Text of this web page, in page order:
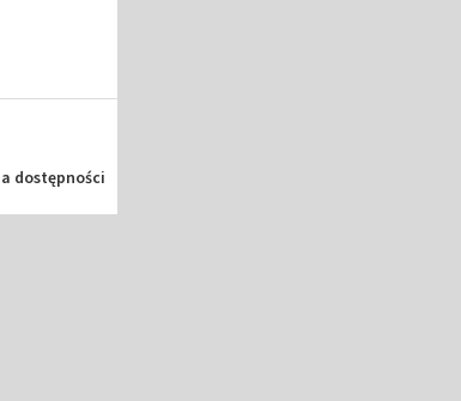
dostępności